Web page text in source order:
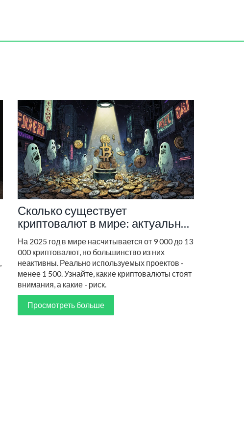
Сколько существует
криптовалют в мире: актуальная
статистика на 2025 год
На 2025 год в мире насчитывается от 9 000 до 13
000 криптовалют, но большинство из них
неактивны. Реально используемых проектов -
менее 1 500. Узнайте, какие криптовалюты стоят
внимания, а какие - риск.
Просмотреть больше